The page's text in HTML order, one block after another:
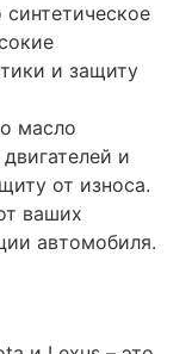
и защиту
масло
и
от износа.
ваших
автомобиля.